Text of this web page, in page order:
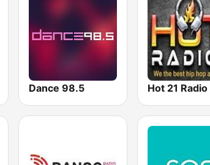
Dance 98.5 Hot 21 Radio